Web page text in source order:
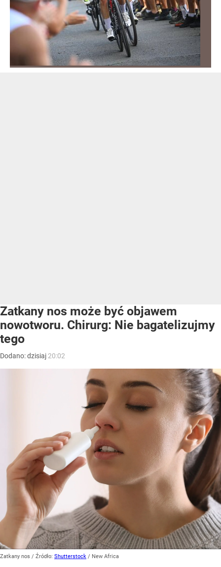
Zatkany nos może być objawem
nowotworu. Chirurg: Nie bagatelizujmy
tego
Dodano:dzisiaj 20:02
Zatkany nos / Źródło: Shutterstock / New Africa